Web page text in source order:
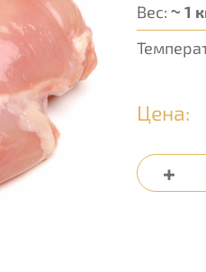
Вес: ~ 1
Цена: